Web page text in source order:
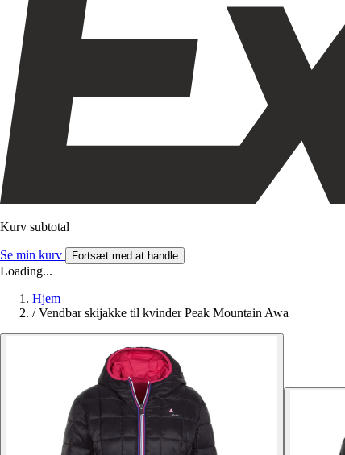
Kurv subtotal
Se min kurv Fortsæt med at handle
Loading...
Hjem
/ Vendbar skijakke til kvinder Peak Mountain Awa